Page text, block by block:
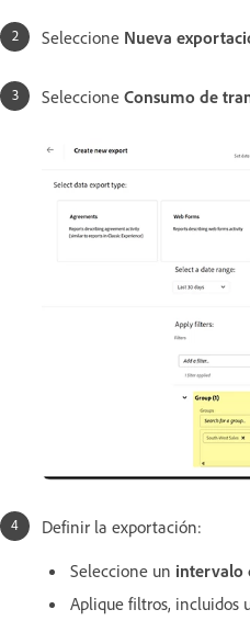
Seleccione Nueva
Seleccione Consumo de
Definir la exportación:
Seleccione un intervalo
Aplique filtros, incluidos